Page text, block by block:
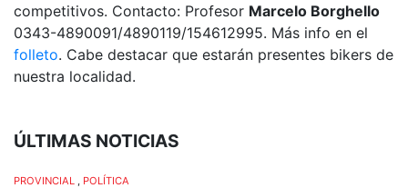
competitivos. Contacto: Profesor Marcelo Borghello
0343-4890091/4890119/154612995. Más info en el
folleto. Cabe destacar que estarán presentes bikers de
nuestra localidad.
ÚLTIMAS NOTICIAS
PROVINCIAL , POLÍTICA